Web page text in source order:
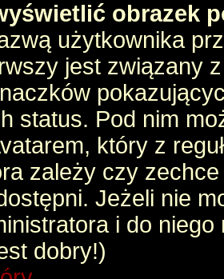
obrazek
użytkownika
jest związany
status. Pod nim
który z
zależy czy
Jeżeli nie
i do
dobry!)